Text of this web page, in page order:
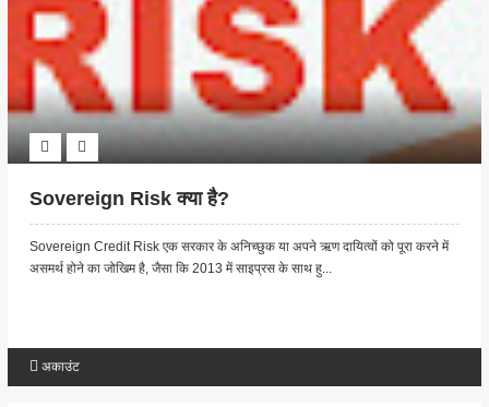
Sovereign Risk क्या है?
Sovereign Credit Risk एक सरकार के अनिच्छुक या अपने ऋण दायित्वों को पूरा करने में
असमर्थ होने का जोखिम है, जैसा कि 2013 में साइप्रस के साथ हु...
अकाउंट